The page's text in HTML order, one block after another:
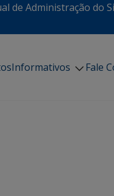
de Administração do
Informativos
Fale